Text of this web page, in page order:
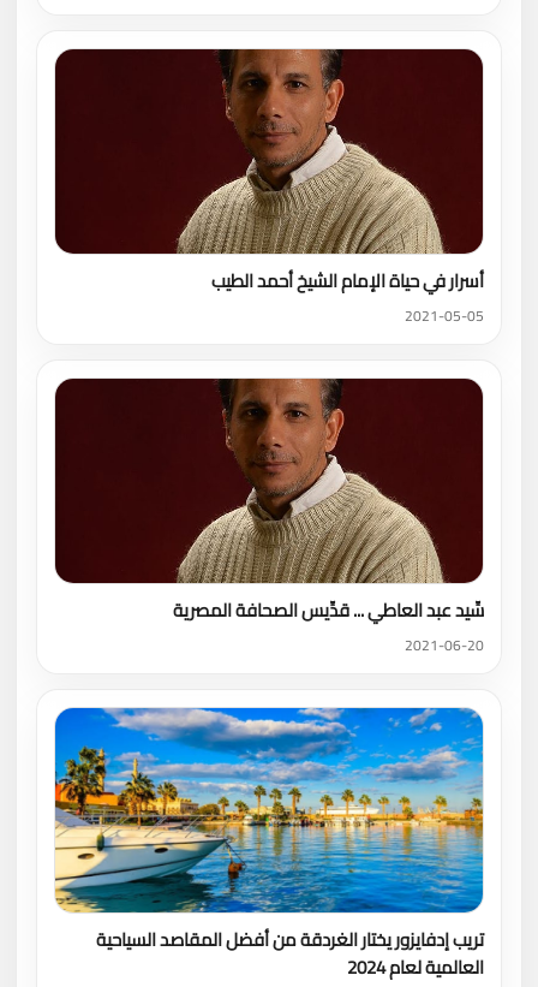
أسرار في حياة الإمام الشيخ أحمد الطيب
2021-05-05
سِّيد عبد العاطي ... قدِّيس الصحافة المصرية
2021-06-20
تريب إدفايزور يختار الغردقة من أفضل المقاصد السياحية
العالمية لعام 2024